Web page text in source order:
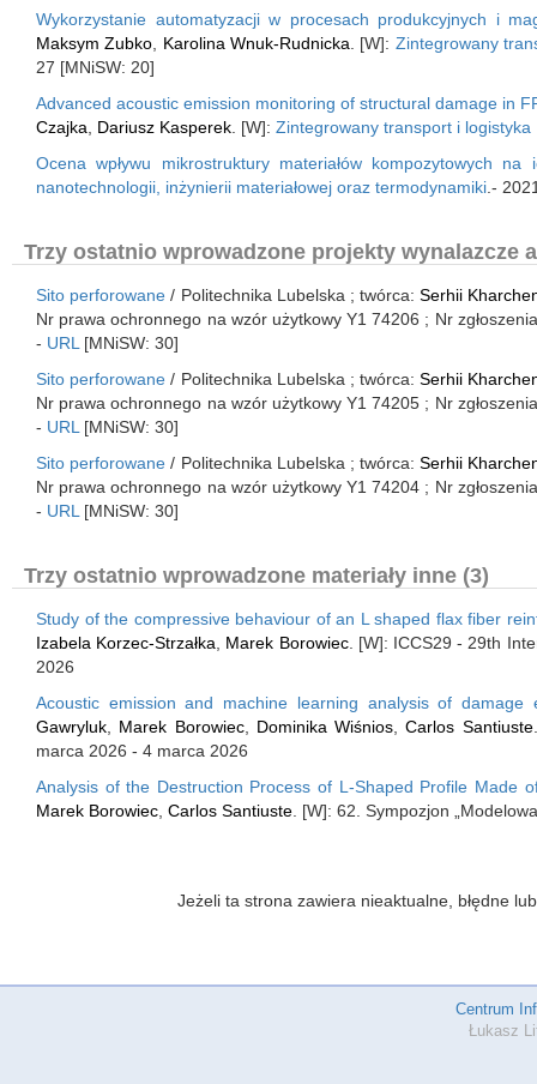
Wykorzystanie automatyzacji w procesach produkcyjnych i
Maksym Zubko
Karolina Wnuk-Rudnicka . [W]: Zintegrowany
27 [MNiSW: 20]
Advanced acoustic emission monitoring of structural damage in
Czajka
Dariusz Kasperek . [W]: Zintegrowany transport i
Ocena wpływu mikrostruktury materiałów kompozytowych
nanotechnologii, inżynierii materiałowej oraz termodynamiki .-
Trzy ostatnio wprowadzone projekty wynalazcze
Sito perforowane / Politechnika Lubelska ; twórca:Serhii
Nr prawa ochronnego na wzór użytkowy Y1 74206 ; Nr
- URL [MNiSW: 30]
Sito perforowane / Politechnika Lubelska ; twórca:Serhii
Nr prawa ochronnego na wzór użytkowy Y1 74205 ; Nr
- URL [MNiSW: 30]
Sito perforowane / Politechnika Lubelska ; twórca:Serhii
Nr prawa ochronnego na wzór użytkowy Y1 74204 ; Nr
- URL [MNiSW: 30]
Trzy ostatnio wprowadzone materiały inne (3)
Study of the compressive behaviour of an L shaped flax fiber
Izabela Korzec-Strzałka
Marek Borowiec. [W]: ICCS29 - 29th
2026
Acoustic emission and machine learning analysis of
Gawryluk
Marek Borowiec, Dominika Wiśnios ,Carlos Santiuste
marca 2026 - 4 marca 2026
Analysis of the Destruction Process of L-Shaped Profile Made
Marek Borowiec Carlos Santiuste . [W]: 62. Sympozjon
Jeżeli ta strona zawiera nieaktualne, błędne
Centrum
Łukasz